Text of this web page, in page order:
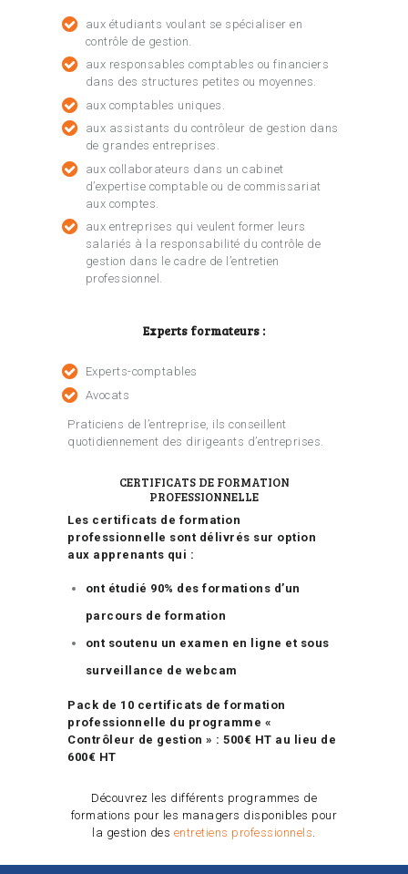
aux étudiants voulant se spécialiser en
contrôle de gestion.
aux responsables comptables ou financiers
dans des structures petites ou moyennes.
aux comptables uniques.
aux assistants du contrôleur de gestion dans
de grandes entreprises.
aux collaborateurs dans un cabinet
d’expertise comptable ou de commissariat
aux comptes.
aux entreprises qui veulent former leurs
salariés à la responsabilité du contrôle de
gestion dans le cadre de l’entretien
professionnel.
Experts formateurs :
Experts-comptables
Avocats
Praticiens de l’entreprise, ils conseillent
quotidiennement des dirigeants d’entreprises.
CERTIFICATS DE FORMATION
PROFESSIONNELLE
Les certificats de formation
professionnelle sont délivrés sur option
aux apprenants qui :
ont étudié 90% des formations d’un
parcours de formation
ont soutenu un examen en ligne et sous
surveillance de webcam
Pack de 10 certificats de formation
professionnelle du programme «
Contrôleur de gestion » : 500€ HT au lieu de
600€ HT
Découvrez les différents programmes de
formations pour les managers disponibles pour
la gestion des entretiens professionnels